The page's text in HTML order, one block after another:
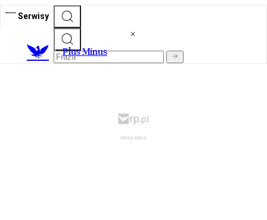
Serwisy
Plus Minus